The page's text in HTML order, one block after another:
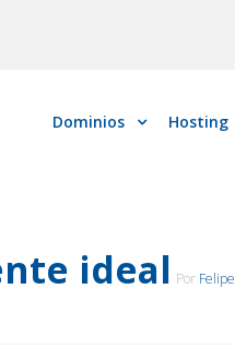
Dominios Hosting
ideal Por Felipe